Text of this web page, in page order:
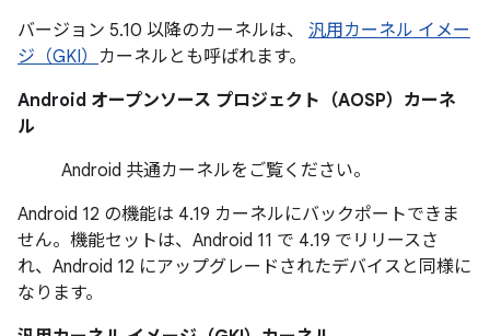
バージョン 5.10 以降のカーネルは、 汎用カーネル イメー
ジ（GKI） カーネルとも呼ばれます。
Android オープンソース プロジェクト（AOSP）カーネ
ル
Android 共通カーネルをご覧ください。
Android 12 の機能は 4.19 カーネルにバックポートできま
せん。機能セットは、Android 11 で 4.19 でリリースさ
れ、Android 12 にアップグレードされたデバイスと同様に
なります。